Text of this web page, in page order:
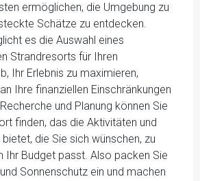
ermöglichen, die Umgebung zu
Schätze zu entdecken.
es die Auswahl eines
Strandresorts für Ihren
Ihr Erlebnis zu maximieren,
Ihre finanziellen Einschränkungen
und Planung können Sie
finden, das die Aktivitäten und
die Sie sich wünschen, zu
Ihr Budget passt. Also packen Sie
Sonnenschutz ein und machen